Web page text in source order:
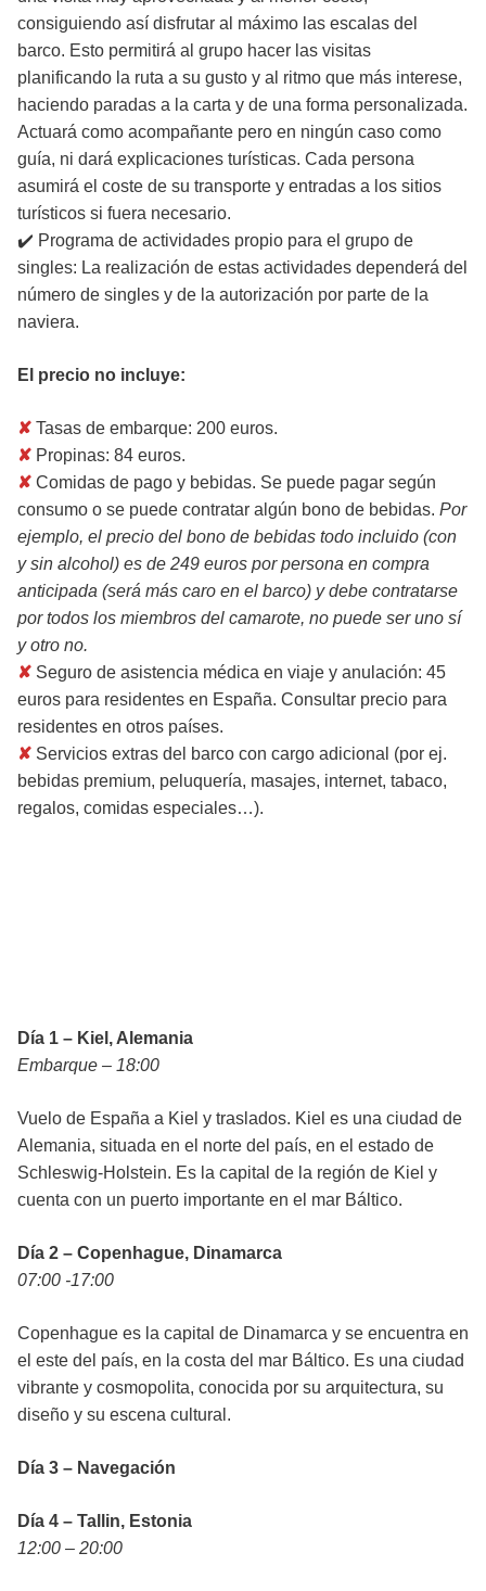
consiguiendo así disfrutar al máximo las escalas del
barco. Esto permitirá al grupo hacer las visitas
planificando la ruta a su gusto y al ritmo que más interese,
haciendo paradas a la carta y de una forma personalizada.
Actuará como acompañante pero en ningún caso como
guía, ni dará explicaciones turísticas. Cada persona
asumirá el coste de su transporte y entradas a los sitios
turísticos si fuera necesario.
✔️ Programa de actividades propio para el grupo de
singles: La realización de estas actividades dependerá del
número de singles y de la autorización por parte de la
naviera.
El precio no incluye:
✘ Tasas de embarque: 200 euros.
✘ Propinas: 84 euros.
✘ Comidas de pago y bebidas. Se puede pagar según
consumo o se puede contratar algún bono de bebidas. Por
ejemplo, el precio del bono de bebidas todo incluido (con
y sin alcohol) es de 249 euros por persona en compra
anticipada (será más caro en el barco) y debe contratarse
por todos los miembros del camarote, no puede ser uno sí
y otro no.
✘ Seguro de asistencia médica en viaje y anulación: 45
euros para residentes en España. Consultar precio para
residentes en otros países.
✘ Servicios extras del barco con cargo adicional (por ej.
bebidas premium, peluquería, masajes, internet, tabaco,
regalos, comidas especiales…).
Día 1 – Kiel, Alemania
Embarque – 18:00
Vuelo de España a Kiel y traslados. Kiel es una ciudad de
Alemania, situada en el norte del país, en el estado de
Schleswig-Holstein. Es la capital de la región de Kiel y
cuenta con un puerto importante en el mar Báltico.
Día 2 – Copenhague, Dinamarca
07:00 -17:00
Copenhague es la capital de Dinamarca y se encuentra en
el este del país, en la costa del mar Báltico. Es una ciudad
vibrante y cosmopolita, conocida por su arquitectura, su
diseño y su escena cultural.
Día 3 – Navegación
Día 4 – Tallin, Estonia
12:00 – 20:00